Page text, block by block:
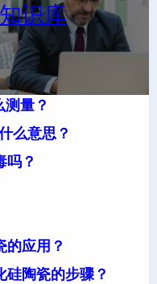
识库
测量？
么意思？
吗？
的应用？
硅陶瓷的步骤？